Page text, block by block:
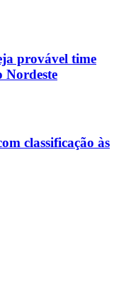
provável time
Nordeste
classificação às